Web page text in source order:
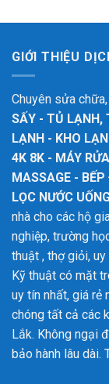
GIỚI THIỆU
Chuyên sửa
SẤY - TỦ LẠNH,
LẠNH - KHO
4K 8K - MÁY
MASSAGE -
LỌC NƯỚC
nhà cho các hộ
nghiệp, trường
thuật , thợ giỏi, uy
Kỹ thuật có mặt
uy tín nhất, giá rẻ
chóng tất cả các
Lắk. Không ngại
bảo hành lâu dài.